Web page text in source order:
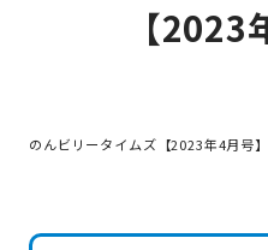
【2023
のんビリータイムズ【2023年4月号】